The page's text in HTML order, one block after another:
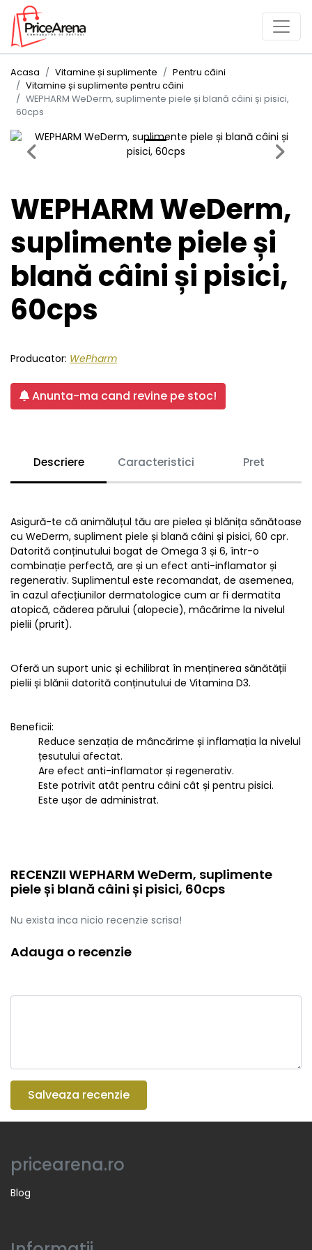
Acasa Vitamine și suplimente
Pentru câini
Vitamine și suplimente pentru câini
WEPHARM WeDerm, suplimente piele și blană câini și pisici,
60cps
Previous Next
WEPHARM WeDerm,
suplimente piele și
blană câini și pisici,
60cps
Producator: WePharm
Anunta-ma cand revine pe stoc!
Descriere Caracteristici Pret
Asigură-te că animăluțul tău are pielea și blănița sănătoase
cu WeDerm, supliment piele și blană câini și pisici, 60 cpr.
Datorită conținutului bogat de Omega 3 și 6, într-o
combinație perfectă, are și un efect anti-inflamator și
regenerativ. Suplimentul este recomandat, de asemenea,
în cazul afecțiunilor dermatologice cum ar fi dermatita
atopică, căderea părului (alopecie), mâcărime la nivelul
pielii (prurit).
Oferă un suport unic și echilibrat în menținerea sănătății
pielii și blănii datorită conținutului de Vitamina D3.
Beneficii:
Reduce senzația de mâncărime și inflamația la nivelul
țesutului afectat.
Are efect anti-inflamator și regenerativ.
Este potrivit atât pentru câini cât și pentru pisici.
Este ușor de administrat.
RECENZII WEPHARM WeDerm, suplimente
piele și blană câini și pisici, 60cps
Nu exista inca nicio recenzie scrisa!
Adauga o recenzie
Salveaza recenzie
pricearena.ro
Blog